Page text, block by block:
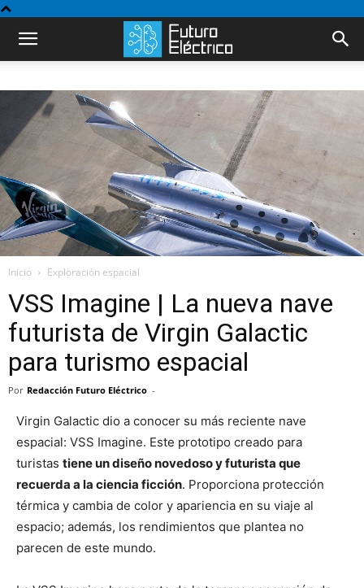
Inicio Exploración espacial
VSS Imagine | La nueva nave
futurista de Virgin Galactic
para turismo espacial
Por Redacción Futuro Eléctrico -
Virgin Galactic dio a conocer su más reciente nave
espacial: VSS Imagine. Este prototipo creado para
turistas tiene un diseño novedoso y futurista que
recuerda a la ciencia ficción. Proporciona protección
térmica y cambia de color y apariencia en su viaje al
espacio; además, los rendimientos que plantea no
parecen de este mundo.